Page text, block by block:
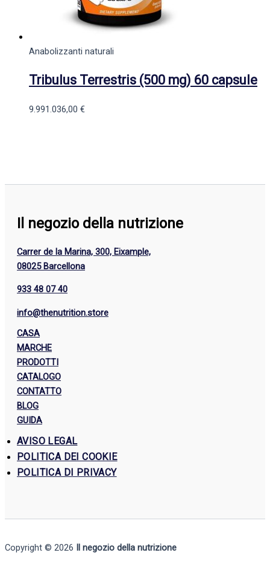
Anabolizzanti naturali
Tribulus Terrestris (500 mg) 60 capsule
9.991.036,00 €
Il negozio della nutrizione
Carrer de la Marina, 300, Eixample,
08025 Barcellona
933 48 07 40
info@thenutrition.store
CASA
MARCHE
PRODOTTI
CATALOGO
CONTATTO
BLOG
GUIDA
AVISO LEGAL
POLITICA DEI COOKIE
POLITICA DI PRIVACY
Copyright © 2026 Il negozio della nutrizione